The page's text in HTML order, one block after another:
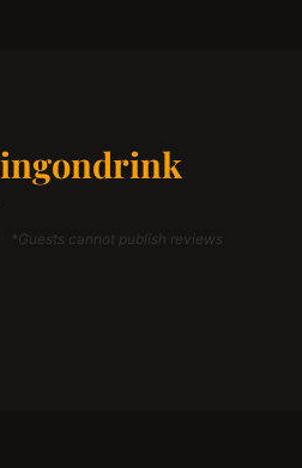
*Guests cannot publish reviews